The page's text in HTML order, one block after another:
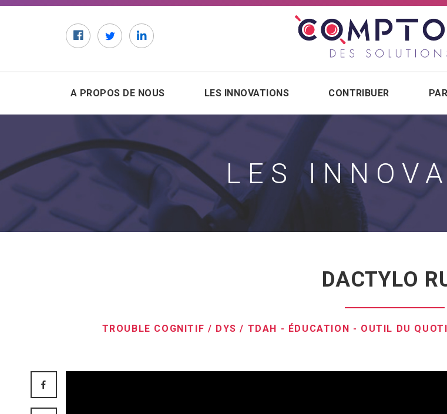
FacebookTwitterLinkedIn
A PROPOS DE NOUS LES INNOVATIONS CONTRIBUER
LES
DACTYLO
TROUBLE COGNITIF / DYS / TDAH - ÉDUCATION - OUTIL DU